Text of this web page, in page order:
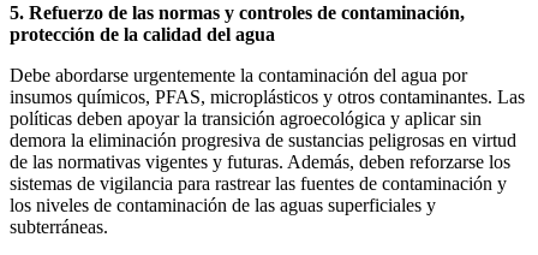
5. Refuerzo de las normas y controles de contaminación,
protección de la calidad del agua
Debe abordarse urgentemente la contaminación del agua por
insumos químicos, PFAS, microplásticos y otros contaminantes. Las
políticas deben apoyar la transición agroecológica y aplicar sin
demora la eliminación progresiva de sustancias peligrosas en virtud
de las normativas vigentes y futuras. Además, deben reforzarse los
sistemas de vigilancia para rastrear las fuentes de contaminación y
los niveles de contaminación de las aguas superficiales y
subterráneas.